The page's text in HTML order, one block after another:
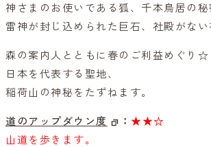
神さまのお使いである狐、千本鳥居の秘
雷神が封じ込められた巨石、社殿がない
森の案内人とともに春のご利益めぐり☆
日本を代表する聖地、
稲荷山の神秘をたずねます。
道のアップダウン度 ： ★★☆
山道を歩きます。